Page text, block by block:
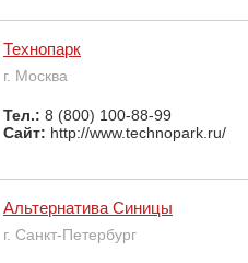
Технопарк
г. Москва
Тел.: 8 (800) 100-88-99
Сайт: http://www.technopark.ru/
Альтернатива Синицы
г. Санкт-Петербург